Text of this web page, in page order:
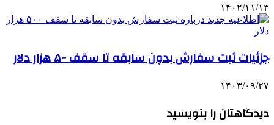
۱۴۰۲/۱۱/۱۳
جزئیات ثبت سفارش بدون سابقه تا سقف ۵۰۰ هزار دلار
۱۴۰۳/۰۹/۲۷
دیدگاهتان را بنویسید